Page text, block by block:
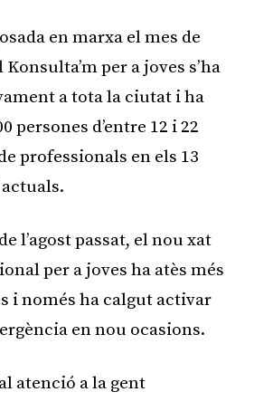
en marxa el mes de
per a joves s’ha
a tota la ciutat i ha
persones d’entre 12 i 22
professionals en els 13
l’agost passat, el nou xat
per a joves ha atès més
i només ha calgut activar
en nou ocasions.
atenció a la gent